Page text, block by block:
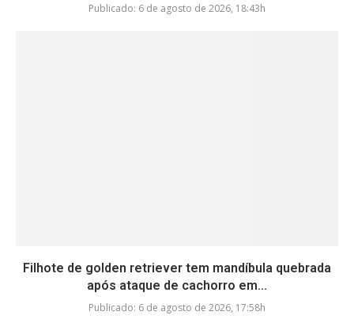
Publicado: 6 de agosto de 2026, 18:43h
Filhote de golden retriever tem mandíbula quebrada
após ataque de cachorro em...
Publicado: 6 de agosto de 2026, 17:58h